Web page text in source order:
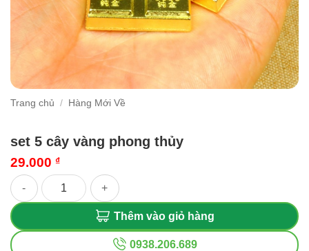
Trang chủ / Hàng Mới Về
set 5 cây vàng phong thủy
29.000 ₫
set 5 cây vàng phong thủy số lượng
Thêm vào giỏ hàng
0938.206.689